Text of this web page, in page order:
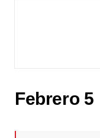
Febrero 5